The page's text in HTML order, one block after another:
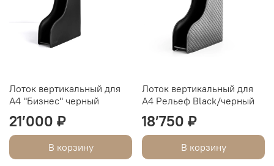
Лоток вертикальный для
А4 "Бизнес" черный
21’000 ₽
В корзину
Лоток вертикальный для
А4 Рельеф Black/черный
18’750 ₽
В корзину